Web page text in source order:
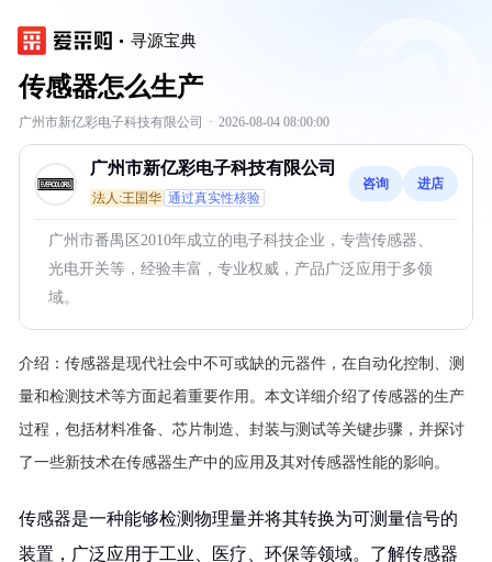
寻源宝典
传感器怎么生产
广州市新亿彩电子科技有限公司 · 2026-08-04 08:00:00
广州市新亿彩电子科技有限公司
法人:王国华 通过真实性核验
咨询 进店
广州市番禺区2010年成立的电子科技企业，专营传感器、
光电开关等，经验丰富，专业权威，产品广泛应用于多领
域。
介绍： 传感器是现代社会中不可或缺的元器件，在自动化控制、测
量和检测技术等方面起着重要作用。本文详细介绍了传感器的生产
过程，包括材料准备、芯片制造、封装与测试等关键步骤，并探讨
了一些新技术在传感器生产中的应用及其对传感器性能的影响。
传感器是一种能够检测物理量并将其转换为可测量信号的
装置，广泛应用于工业、医疗、环保等领域。了解传感器